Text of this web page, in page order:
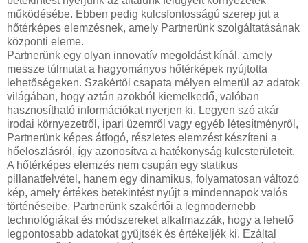
működésébe. Ebben pedig kulcsfontosságú szerep jut a
hőtérképes elemzésnek, amely Partnerünk szolgáltatásának
központi eleme.
Partnerünk egy olyan innovatív megoldást kínál, amely
messze túlmutat a hagyományos hőtérképek nyújtotta
lehetőségeken. Szakértői csapata mélyen elmerül az adatok
világában, hogy aztán azokból kiemelkedő, valóban
hasznosítható információkat nyerjen ki. Legyen szó akár
irodai környezetről, ipari üzemről vagy egyéb létesítményről,
Partnerünk képes átfogó, részletes elemzést készíteni a
hőeloszlásról, így azonosítva a hatékonyság kulcsterületeit.
A hőtérképes elemzés nem csupán egy statikus
pillanatfelvétel, hanem egy dinamikus, folyamatosan változó
kép, amely értékes betekintést nyújt a mindennapok valós
történéseibe. Partnerünk szakértői a legmodernebb
technológiákat és módszereket alkalmazzák, hogy a lehető
legpontosabb adatokat gyűjtsék és értékeljék ki. Ezáltal